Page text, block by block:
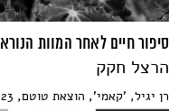
סיפור חיים לאחר המוות הנורא
הרצל חקק
רן יגיל, 'קאמי', הוצאת טוטם, 2023, 134 עמודים. אלבר קאמי קם...